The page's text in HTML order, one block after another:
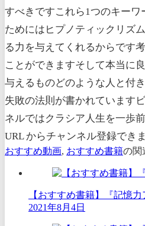
すべきですこれら1つのキー
ためにはヒプノティックリズ
る力を与えてくれるからです
ことができますそして本当に
与えるものどのような人と付
失敗の法則が書かれています
ネルではクラシア人生を一歩
URL からチャンネル登録でき
おすすめ動画, おすすめ書籍の関
【おすすめ書籍】『記憶
2021年8月4日